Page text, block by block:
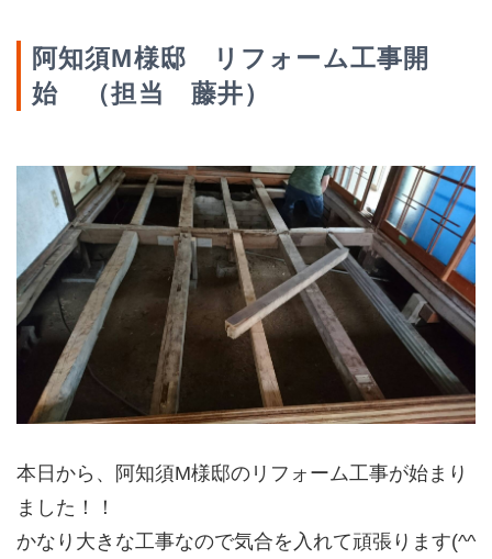
阿知須M様邸 リフォーム工事開
始 （担当 藤井）
本日から、阿知須M様邸のリフォーム工事が始まり
ました！！
かなり大きな工事なので気合を入れて頑張ります(^^